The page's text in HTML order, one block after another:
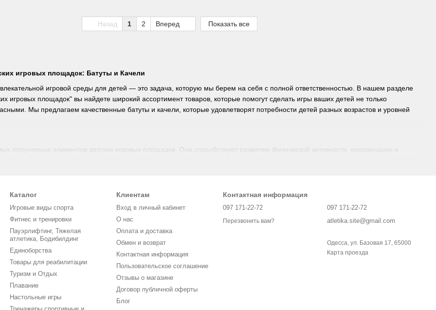
игровых площадок: Батуты и Качели
игровой среды для детей — это задача, которую мы берем на себя с полной ответственностью. В нашем разделе
игровых площадок" вы найдете широкий ассортимент товаров, которые помогут сделать игры ваших детей не только
Мы предлагаем качественные батуты и качели, которые удовлетворят потребности детей разных возрастов и уровней
популярных элементов детских игровых площадок. Они способствуют развитию физической активности, координации и
учитывать безопасность. Все наши модели оснащены защитными сетками, которые предотвращают падение детей во время
с прочной конструкцией, что обеспечивает их устойчивость даже при активных играх. Также стоит обратить внимание на
у нас есть батуты, специально разработанные для разных возрастных групп, что гарантирует максимальную безопасность и
игровых площадок, которая никогда не выходит из моды. Они помогают развивать мышцы рук и ног, а также способствуют
равновесия. В нашем ассортименте вы найдете различные виды качелей: от традиционных моделей до современных
местами для сидения.
является нашим приоритетом. Все модели изготавливаются из качественных материалов, устойчивых к внешним
качели с мягкими сиденьями и надежными креплениями, что обеспечивает комфорт и безопасность во время игры. Качели
Назад 1 2 Вперед Показать все
Каталог
Игровые виды спорта
Фитнес и тренировки
Пауэрлифтинг, Тяжелая
атлетика, Бодибилдинг
Единоборства
Товары для реабилитации
Туризм и Отдых
Плавание
Настольные игры
Клиентам
Вход в личный кабинет
О нас
Оплата и доставка
Обмен и возврат
Контактная информация
Пользовательское соглашение
Отзывы о магазине
Договор публичной оферты
Блог
Контактная информация
097 171-22-72
Перезвонить вам?
097 171-22-72
atletika.site@gmail.com
Одесса, ул. Базовая 17, 65000
Карта проезда